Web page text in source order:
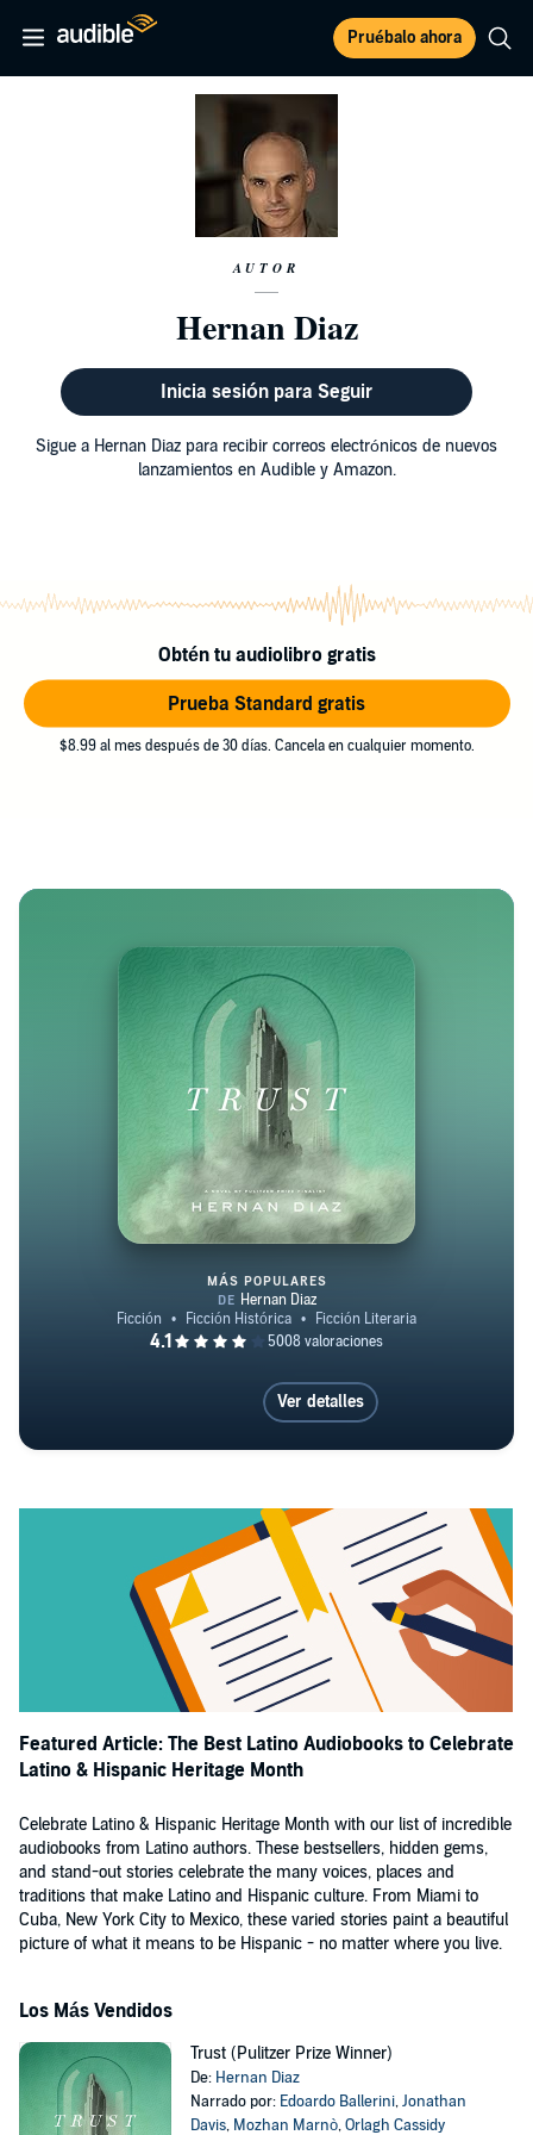
Pruébalo ahora
AUTOR
Hernan Diaz
Inicia sesión para Seguir
Sigue a Hernan Diaz para recibir correos electrónicos de nuevos
lanzamientos en Audible y Amazon.
Obtén tu audiolibro gratis
Prueba Standard gratis
$8.99 al mes después de 30 días. Cancela en cualquier momento.
Trust (Pulitzer Prize Winner)
MÁS POPULARES
Ver detalles
Featured Article: The Best Latino Audiobooks to Celebrate
Latino & Hispanic Heritage Month
Celebrate Latino & Hispanic Heritage Month with our list of incredible
audiobooks from Latino authors. These bestsellers, hidden gems,
and stand-out stories celebrate the many voices, places and
traditions that make Latino and Hispanic culture. From Miami to
Cuba, New York City to Mexico, these varied stories paint a beautiful
picture of what it means to be Hispanic - no matter where you live.
Los Más Vendidos
Trust (Pulitzer Prize Winner)
De: Hernan Diaz
Narrado por: Edoardo Ballerini,Jonathan
Davis, Mozhan Marnò,Orlagh Cassidy